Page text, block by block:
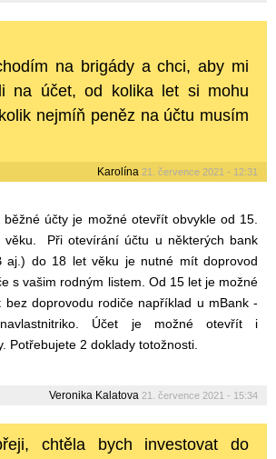
na brigády a chci, aby mi
na účet, od kolika let si mohu
nejmíň peněz na účtu musím
Karolína 21. července 2021 - 12:31
běžné účty je možné otevřít obvykle od 15.
věku. Při otevírání účtu u některých bank
aj.) do 18 let věku je nutné mít doprovod
s vašim rodným listem. Od 15 let je možné
bez doprovodu rodiče například u mBank -
Účet je možné otevřít i
Potřebujete 2 doklady totožnosti.
Veronika Kalatova 21. července 2021 - 15:34
chtěla bych investovat do